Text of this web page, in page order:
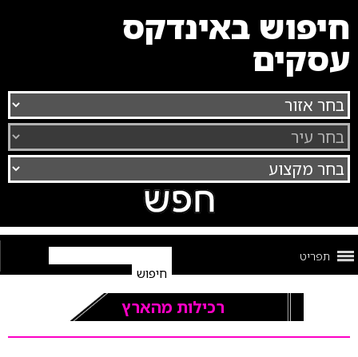
חיפוש באינדקס
עסקים
תפריט
רכילות מהארץ